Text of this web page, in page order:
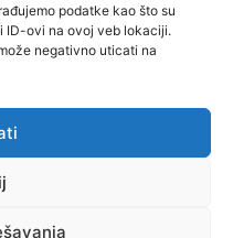
podatke kao što su
ID-ovi na ovoj veb lokaciji.
negativno uticati na